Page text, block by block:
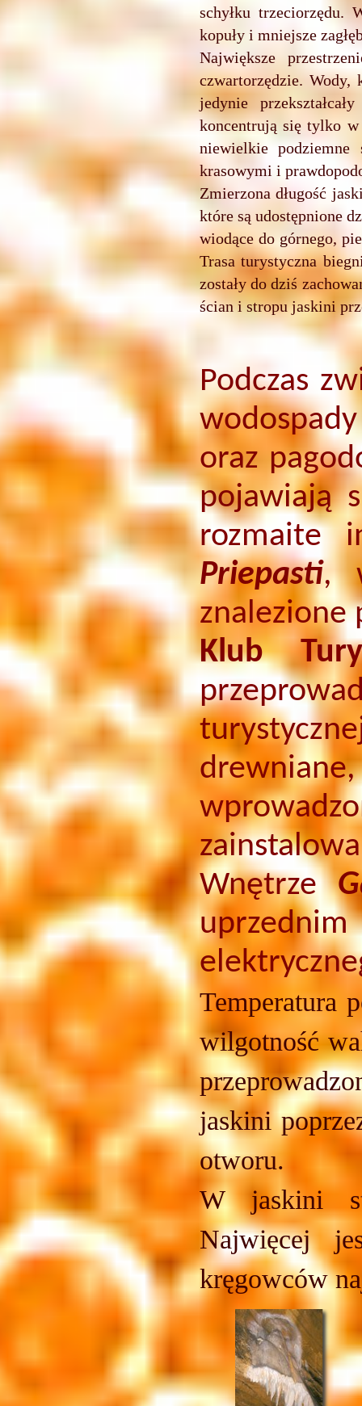
schyłku trzeciorzędu.
kopuły i mniejsze
Największe
czwartorzędzie. Wody,
jedynie
koncentrują się tylko w
niewielkie podziemne
krasowymi i
Zmierzona długość
które są udostępnione
wiodące do górnego,
Trasa turystyczna
zostały do dziś
ścian i stropu jaskini
Podczas
oraz
pojawiają
rozmaite
Priepasti,
znalezione
Klub
Wnętrze
Temperatura
wilgotność
jaskini
otworu.
W jaskini
Najwięcej
kręgowców